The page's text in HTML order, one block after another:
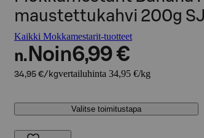
maustettukahvi 200g SJ
Kaikki Mokkamestarit-tuotteet
n. Noin6,99 €
34,95 €/kgvertailuhinta 34,95 €/kg
Valitse toimitustapa